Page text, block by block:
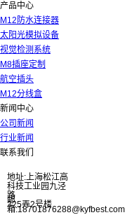
产品中心
M12防水连接器
太阳光模拟设备
视觉检测系统
M8插座定制
航空插头
M12分线盒
新闻中心
公司新闻
行业新闻
联系我们
地址:上海松江高
科技工业园九泾
路
325弄2号楼
邮
箱:18701876288@kyfbest.com